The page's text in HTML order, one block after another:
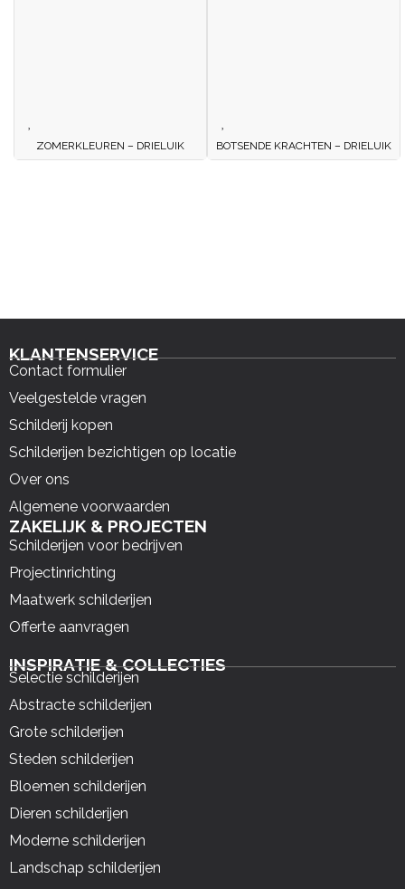
ZOMERKLEUREN – DRIELUIK BOTSENDE KRACHTEN – DRIELUIK
KLANTENSERVICE
Contact formulier
Veelgestelde vragen
Schilderij kopen
Schilderijen bezichtigen op locatie
Over ons
Algemene voorwaarden
ZAKELIJK & PROJECTEN
Schilderijen voor bedrijven
Projectinrichting
Maatwerk schilderijen
Offerte aanvragen
INSPIRATIE & COLLECTIES
Selectie schilderijen
Abstracte schilderijen
Grote schilderijen
Steden schilderijen
Bloemen schilderijen
Dieren schilderijen
Moderne schilderijen
Landschap schilderijen